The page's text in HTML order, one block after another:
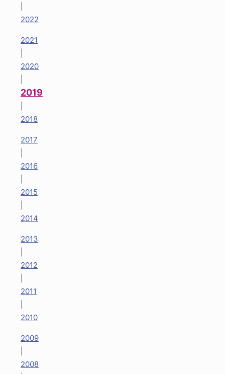
2022
2021
2020
2019
2018
2017
2016
2015
2014
2013
2012
2011
2010
2009
2008